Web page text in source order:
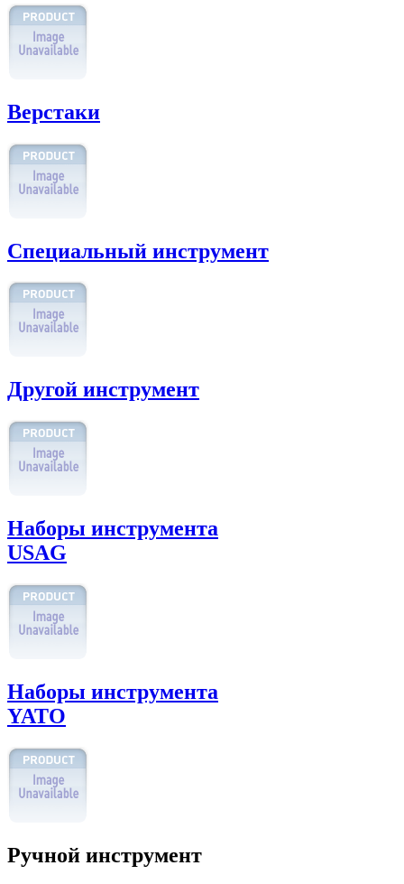
Верстаки
Специальный инструмент
Другой инструмент
Наборы инструмента
USAG
Наборы инструмента
YATO
Ручной инструмент